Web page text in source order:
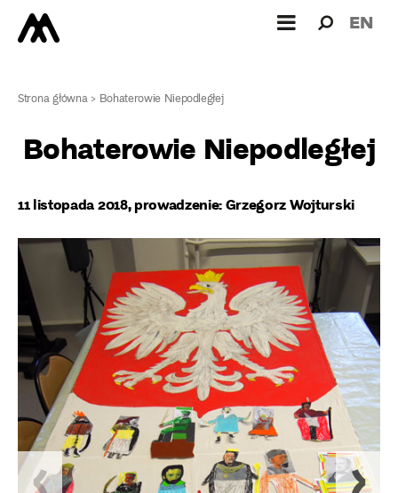
dla: EN
Strona główna> Bohaterowie Niepodległej
Bohaterowie Niepodległej
11 listopada 2018, prowadzenie: Grzegorz Wojturski